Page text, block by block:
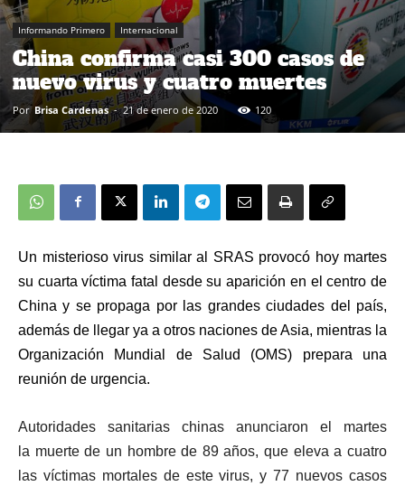
Informando Primero Internacional
China confirma casi 300 casos de
nuevo virus y cuatro muertes
Por Brisa Cardenas - 21 de enero de 2020 120
Un misterioso virus similar al SRAS provocó hoy martes
su cuarta víctima fatal desde su aparición en el centro de
China y se propaga por las grandes ciudades del país,
además de llegar ya a otros naciones de Asia, mientras la
Organización Mundial de Salud (OMS) prepara una
reunión de urgencia.
Autoridades sanitarias chinas anunciaron el martes
la muerte de un hombre de 89 años, que eleva a cuatro
las víctimas mortales de este virus, y 77 nuevos casos